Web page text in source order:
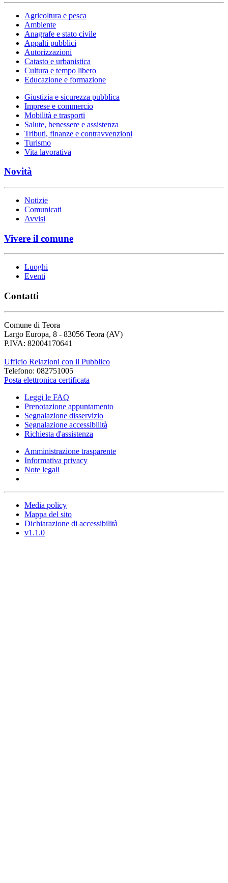
Agricoltura e pesca
Ambiente
Anagrafe e stato civile
Appalti pubblici
Autorizzazioni
Catasto e urbanistica
Cultura e tempo libero
Educazione e formazione
Giustizia e sicurezza pubblica
Imprese e commercio
Mobilità e trasporti
Salute, benessere e assistenza
Tributi, finanze e contravvenzioni
Turismo
Vita lavorativa
Novità
Notizie
Comunicati
Avvisi
Vivere il comune
Luoghi
Eventi
Contatti
Comune di Teora
Largo Europa, 8 - 83056 Teora (AV)
P.IVA: 82004170641
Ufficio Relazioni con il Pubblico
Telefono: 082751005
Posta elettronica certificata
Leggi le FAQ
Prenotazione appuntamento
Segnalazione disservizio
Segnalazione accessibilità
Richiesta d'assistenza
Amministrazione trasparente
Informativa privacy
Note legali
Media policy
Mappa del sito
Dichiarazione di accessibilità
v1.1.0